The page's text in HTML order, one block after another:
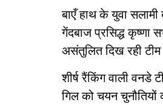
बाएँ हाथ के युवा
गेंदबाज प्रसिद्ध कृष्णा
असंतुलित दिख रही
शीर्ष रैंकिंग वाली
गिल को चयन